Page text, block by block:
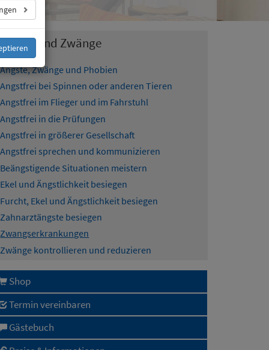
Ängste und Zwänge
Ängste, Zwänge und Phobien
Angstfrei bei Spinnen oder anderen Tieren
Angstfrei im Flieger und im Fahrstuhl
Angstfrei in die Prüfungen
Angstfrei in größerer Gesellschaft
Angstfrei sprechen und kommunizieren
Beängstigende Situationen meistern
Ekel und Ängstlichkeit besiegen
Furcht, Ekel und Ängstlichkeit besiegen
Zahnarztängste besiegen
Zwangserkrankungen
Zwänge kontrollieren und reduzieren
Shop
Termin vereinbaren
Gästebuch